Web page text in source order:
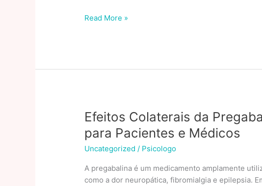
Aprenda
2024
Read More »
Efeitos Colaterais da
para Pacientes e Médicos
Uncategorized / Psicologo
A pregabalina é um medicamento amplamente
como a dor neuropática, fibromialgia e epilepsia.